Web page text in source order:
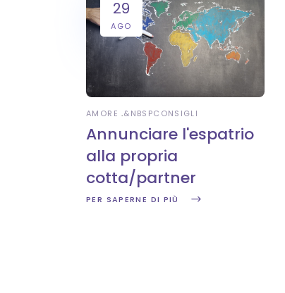
29
AGO
AMORE &NBSPCONSIGLI
Annunciare l'espatrio
alla propria
cotta/partner
PER SAPERNE DI PIÙ